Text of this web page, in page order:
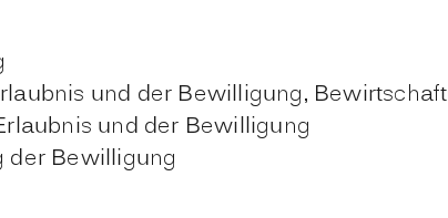
und der Bewilligung,
und der Bewilligung
der Bewilligung